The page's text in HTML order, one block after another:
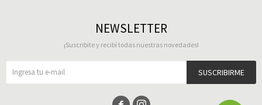
NEWSLETTER
¡Suscribite y recibí todas nuestras novedades!
SUSCRIBIRME